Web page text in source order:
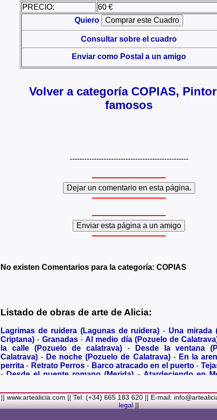
PRECIO:
60 €
Quiero
Consultar sobre el cuadro
Enviar como Postal a un amigo
Volver a categoría COPIAS,
famosos
-------------------------------------------------
No existen Comentarios para la categoría: COPIAS
Listado de obras de arte de Alicia:
Lagrimas de ruidera (Lagunas de ruidera) - Una mirada
Criptana) - Granadas-Al medio día (Pozuelo de
la calle (Pozuelo de calatrava) -
Desde la ventana
Calatrava) - De noche (Pozuelo de Calatrava)- En la
perrita - Retrato Perros - Barco atracado en el puerto -
- Desde el puente romano (Merida) - Atardeciendo en
(Bolaños de Calatrava)-Membrillos madurando al sol-
costa-A dormir (Cuadro infantil)-En flor-Ramo de
Familiar-La fuente (La Alhambra de Granada)-Acuarela
|| www.artealicia.com || Tel: (+34) 665 183 620 || E-mail:
legal||